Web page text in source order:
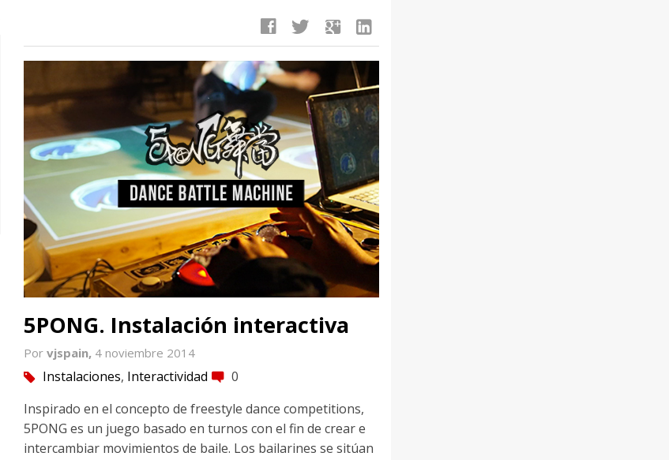
facebook twitter google linkedin
5PONG. Instalación interactiva
Por vjspain, 4 noviembre 2014
tag Instalaciones, Interactividad comment 0
Inspirado en el concepto de freestyle dance competitions,
5PONG es un juego basado en turnos con el fin de crear e
intercambiar movimientos de baile. Los bailarines se sitúan